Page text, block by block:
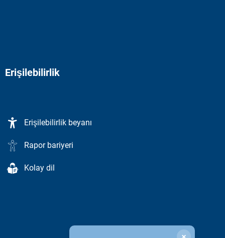
Erişilebilirlik
Erişilebilirlik beyanı
Rapor bariyeri
Kolay dil